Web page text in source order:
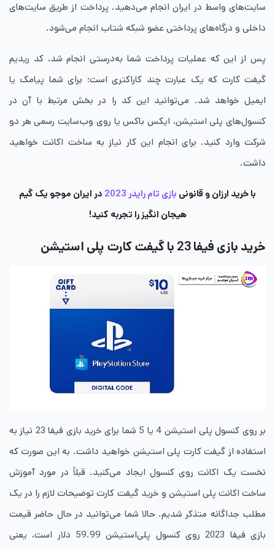
سایت‌های واسط در ایران انجام می‌دهید. پرداخت از طریق سایت‌های
داخلی و درگاه‌های پرداختی عضو شبکه شتاب انجام می‌شود.
پس از این که عملیات پرداخت شما به‌درستی انجام شد، کد ریدیم
گیفت ‌کارت که یک عبارت چند کاراکتری است؛ برای شما پیامک یا
ایمیل خواهد شد. می‌توانید این کد را در بخش مرتبط با آن در
کنسول‌های پلی‌ استیشن، ایکس ‌باکس یا روی وب‌سایت رسمی هر دو
شرکت وارد کنید. برای انجام این کار نیاز به ساخت اکانت خواهید
داشت.
با خرید ارزان و قانونی بازی تام رایدر 2023
در ایران موجو یک گیم
هیجان انگیز را تجربه کنید!
خرید بازی فیفا 23 با گیفت‌ کارت پلی‌ استیشن
بر روی کنسول پلی‌ استیشن 4 یا 5 شما برای خرید بازی فیفا 23 نیاز به
استفاده از گیفت ‌کارت پلی‌ استیشن خواهید داشت. به این صورت که
نخست یک اکانت روی کنسول ایجاد می‌کنید. قبلاً در مورد آموزش
ساخت اکانت پلی‌ استیشن و خرید گیفت ‌کارت توضیحات لازم را در یک
مطلب جداگانه متذکر شدیم. حالا شما می‌توانید در حال حاضر قیمت
بازی فیفا 2023 روی کنسول پلی‌استیشن 59.99 دلار است، یعنی